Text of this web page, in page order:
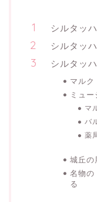
シルタッ
シルタッ
シルタッ
マルク
ミュー
マ
バ
薬
城丘の
名物の
る